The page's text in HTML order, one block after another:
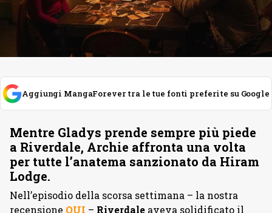
Aggiungi MangaForever tra le tue fonti preferite su Google
Mentre Gladys prende sempre più piede
a Riverdale, Archie affronta una volta
per tutte l’anatema sanzionato da Hiram
Lodge.
Nell’episodio della scorsa settimana – la nostra
recensione QUI – Riverdale aveva solidificato il